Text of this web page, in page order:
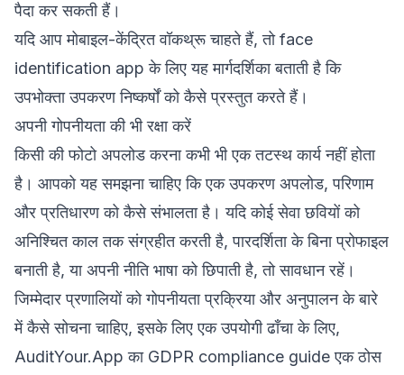
पैदा कर सकती हैं।
यदि आप मोबाइल-केंद्रित वॉकथ्रू चाहते हैं, तोface
identification app के लिए यह मार्गदर्शिका बताती है कि
उपभोक्ता उपकरण निष्कर्षों को कैसे प्रस्तुत करते हैं।
अपनी गोपनीयता की भी रक्षा करें
किसी की फोटो अपलोड करना कभी भी एक तटस्थ कार्य नहीं होता
है। आपको यह समझना चाहिए कि एक उपकरण अपलोड, परिणाम
और प्रतिधारण को कैसे संभालता है। यदि कोई सेवा छवियों को
अनिश्चित काल तक संग्रहीत करती है, पारदर्शिता के बिना प्रोफाइल
बनाती है, या अपनी नीति भाषा को छिपाती है, तो सावधान रहें।
जिम्मेदार प्रणालियों को गोपनीयता प्रक्रिया और अनुपालन के बारे
में कैसे सोचना चाहिए, इसके लिए एक उपयोगी ढाँचा के लिए,
AuditYour.App का GDPR compliance guideएक ठोस